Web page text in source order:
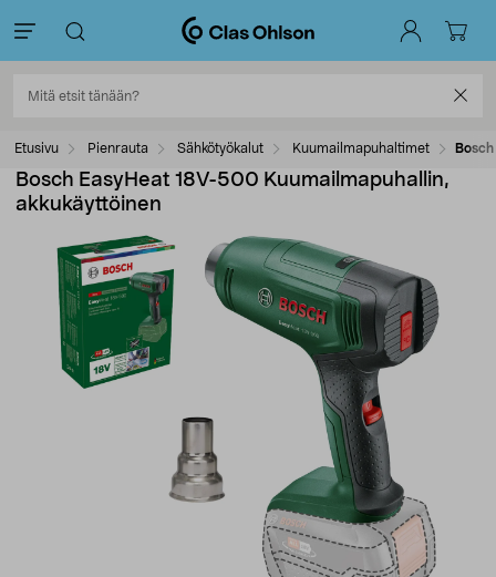
Etusivu Pienrauta Sähkötyökalut Kuumailmapuhaltimet
Bosch EasyHeat 18V-500 Kuumailmapuhallin,
akkukäyttöinen